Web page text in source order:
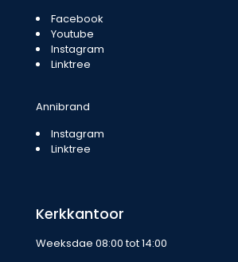
Facebook
Youtube
Instagram
Linktree
Annibrand
Instagram
Linktree
Kerkkantoor
Weeksdae 08:00 tot 14:00